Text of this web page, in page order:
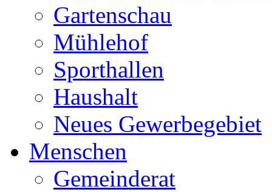
Gartenschau
Mühlehof
Sporthallen
Haushalt
Neues Gewerbegebiet
Menschen
Gemeinderat